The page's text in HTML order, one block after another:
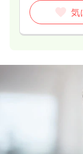
気